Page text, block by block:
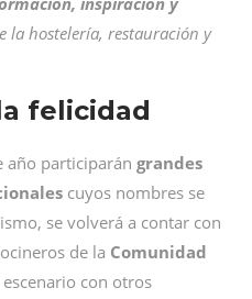
la hostelería, restauración y
felicidad
año participarán grandes
cuyos nombres se
se volverá a contar con
de la Comunidad
con otros